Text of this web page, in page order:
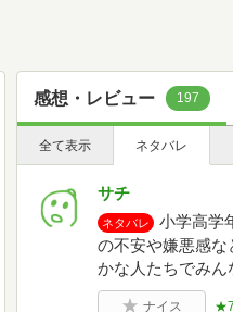
感想・レビュー 197
全て表示 ネタバレ
サチ
ネタバレ
小学高学
の不安や嫌悪感
かな人たちでみん
ナイス ★7